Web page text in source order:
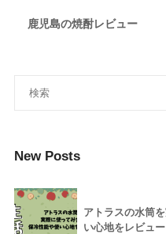
鹿児島の焼酎レビュー
New Posts
アトラスの水筒
い心地をレビュー